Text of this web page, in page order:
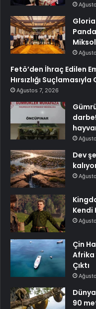
Fetö’den İhraç Edilen
Hırsızlığı Suçlamasıyla
Ağustos 7, 2026
Dev
Kendi
Çin
Afrika
Çıktı
90